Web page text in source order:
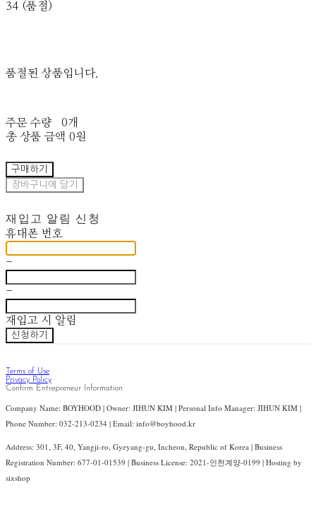
34 (품절)
품절된 상품입니다.
주문 수량
0개
총 상품 금액 0원
구매하기
장바구니에 담기
재입고 알림 신청
휴대폰 번호
-
-
재입고 시 알림
신청하기
Terms of Use
Privacy Policy
Confirm Entrepreneur Information
Company Name: BOYHOOD | Owner: JIHUN KIM | Personal Info Manager: JIHUN KIM |
Phone Number: 032-213-0234 | Email: info@boyhood.kr
Address: 301, 3F, 40, Yangji-ro, Gyeyang-gu, Incheon, Republic of Korea | Business
Registration Number: 677-01-01539 | Business License: 2021-인천계양-0199 | Hosting by
sixshop